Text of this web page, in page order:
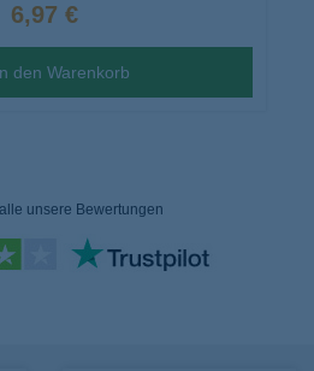
6,97 €
den Warenkorb
unsere Bewertungen